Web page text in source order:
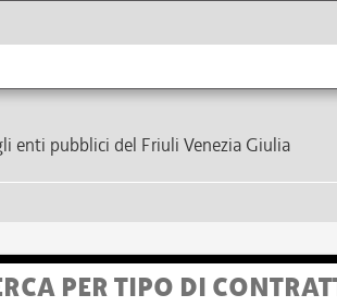
enti pubblici del Friuli Venezia Giulia
PER TIPO DI